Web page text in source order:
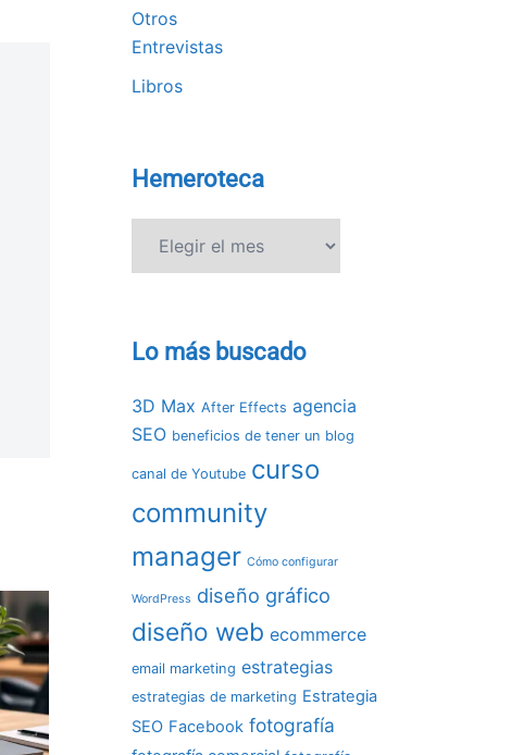
Otros
Entrevistas
Libros
Hemeroteca
Lo más buscado
3D Max After Effects agencia
SEO beneficios de tener un blog
canal de Youtube curso
community
manager Cómo configurar
WordPress diseño gráfico
diseño web ecommerce
email marketing estrategias
estrategias de marketing Estrategia
SEO Facebook fotografía